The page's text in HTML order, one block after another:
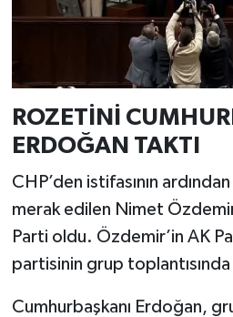
ROZETİNİ
ERDOĞAN TAKTI
CHP’den istifasının
merak edilen Nimet
Parti oldu. Özdemir’in AK
partisinin grup
Cumhurbaşkanı Erdoğan,